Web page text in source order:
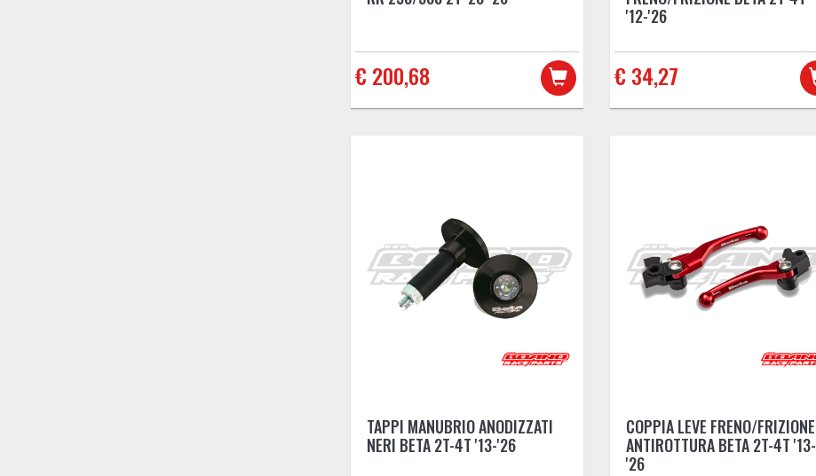
€ 200,68
'12-'26
€ 34,27
TAPPI MANUBRIO ANODIZZATI
NERI BETA 2T-4T '13-'26
COPPIA LEVE FRENO/FRIZIONE
ANTIROTTURA BETA 2T-4T '13-
'26